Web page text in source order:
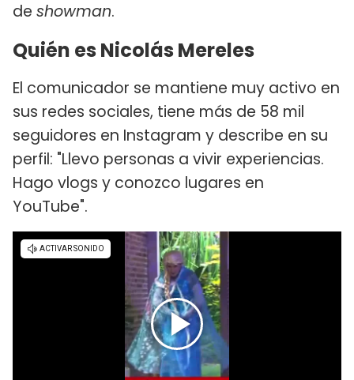
de showman.
Quién es Nicolás Mereles
El comunicador se mantiene muy activo en
sus redes sociales, tiene más de 58 mil
seguidores en Instagram y describe en su
perfil: "Llevo personas a vivir experiencias.
Hago vlogs y conozco lugares en
YouTube".